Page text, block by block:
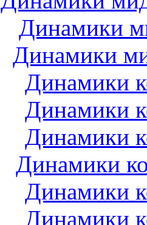
Динамики
Динамики
Динамики
Динамики
Динамики
Динамики
Динамики
Динамики